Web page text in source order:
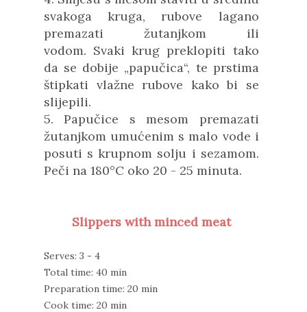
svakoga kruga, rubove lagano
premazati žutanjkom ili
vodom. Svaki krug preklopiti tako
da se dobije „papučica“, te prstima
štipkati vlažne rubove kako bi se
slijepili.
5. Papučice s mesom premazati
žutanjkom umućenim s malo vode i
posuti s krupnom solju i sezamom.
Peči na 180°C oko 20 - 25 minuta.
Slippers with minced meat
Serves: 3 - 4
Total time: 40 min
Preparation time: 20 min
Cook time: 20 min